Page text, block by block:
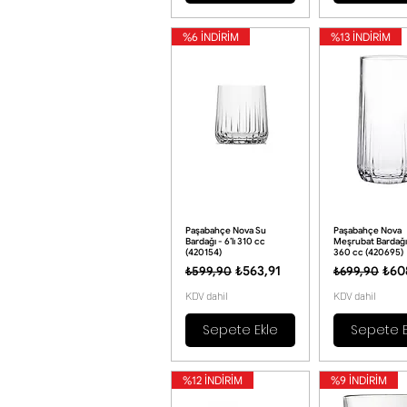
%6 İNDİRİM
Paşabahçe Nova Su
Bardağı - 6’lı 310 cc
(420154)
Normal Fiyat
₺599,90 İndirimli Fiyat
₺563,91
KDV dahil
Sepete Ekle
%13 İNDİRİM
Paşabahçe Nova
Meşrubat Bardağı
360 cc (420695)
Normal
₺699,90
KDV dahil
Sepete
%12 İNDİRİM %9 İNDİRİM